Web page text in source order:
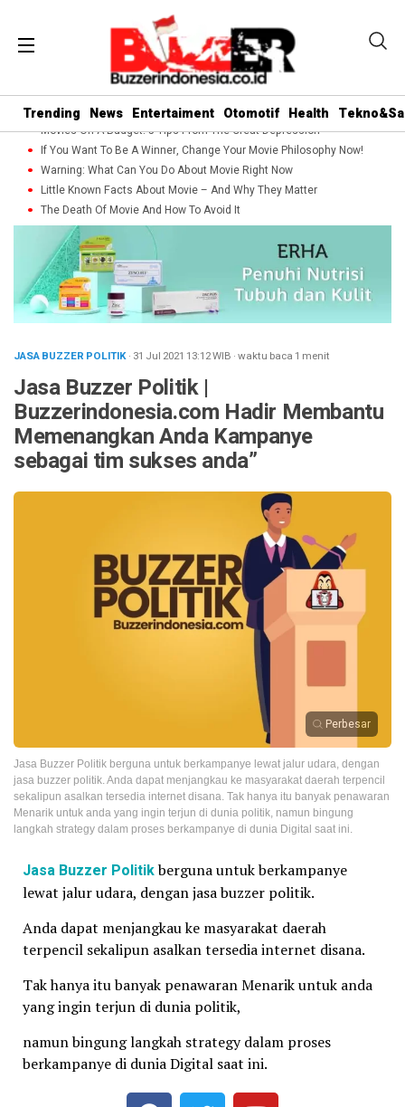
Trending News Entertaiment Otomotif Health
Movies On A Budget: 5 Tips From The Great Depression
If You Want To Be A Winner, Change Your Movie Philosophy Now!
Warning: What Can You Do About Movie Right Now
Little Known Facts About Movie – And Why They Matter
The Death Of Movie And How To Avoid It
JASA BUZZER POLITIK· 31 Jul 2021 13:12WIB ·waktu baca 1 menit
Jasa Buzzer Politik |
Buzzerindonesia.com Hadir Membantu
Memenangkan Anda Kampanye
sebagai tim sukses anda”
Perbesar
Jasa Buzzer Politik berguna untuk berkampanye lewat jalur udara, dengan
jasa buzzer politik. Anda dapat menjangkau ke masyarakat daerah terpencil
sekalipun asalkan tersedia internet disana. Tak hanya itu banyak penawaran
Menarik untuk anda yang ingin terjun di dunia politik, namun bingung
langkah strategy dalam proses berkampanye di dunia Digital saat ini.
Jasa Buzzer Politikberguna untuk berkampanye
lewat jalur udara, dengan jasa buzzer politik.
Anda dapat menjangkau ke masyarakat daerah
terpencil sekalipun asalkan tersedia internet disana.
Tak hanya itu banyak penawaran Menarik untuk anda
yang ingin terjun di dunia politik,
namun bingung langkah strategy dalam proses
berkampanye di dunia Digital saat ini.